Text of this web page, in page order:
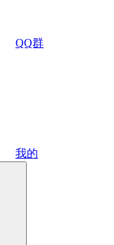
QQ群
我的